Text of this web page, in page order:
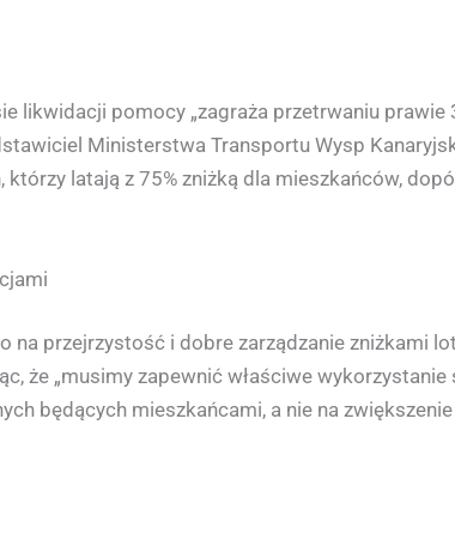
likwidacji pomocy „zagraża przetrwaniu
Ministerstwa Transportu Wysp
latają z 75% zniżką dla mieszkańców,
na przejrzystość i dobre zarządzanie zniżkami
że „musimy zapewnić właściwe
będących mieszkańcami, a nie na